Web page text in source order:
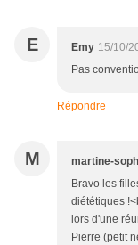
E Emy 15/10/
Pas
Répondre
M martine-
Bravo les
diététiques
lors d'une
Pierre (petit